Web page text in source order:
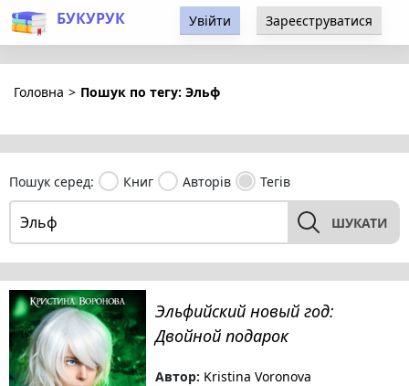
БУКУРУК Увійти Зареєструватися
Головна > Пошук по тегу: Эльф
Пошук серед: Книг Авторів Тегів
ШУКАТИ
Эльфийский новый год:
Двойной подарок
Автор: Kristina Voronova